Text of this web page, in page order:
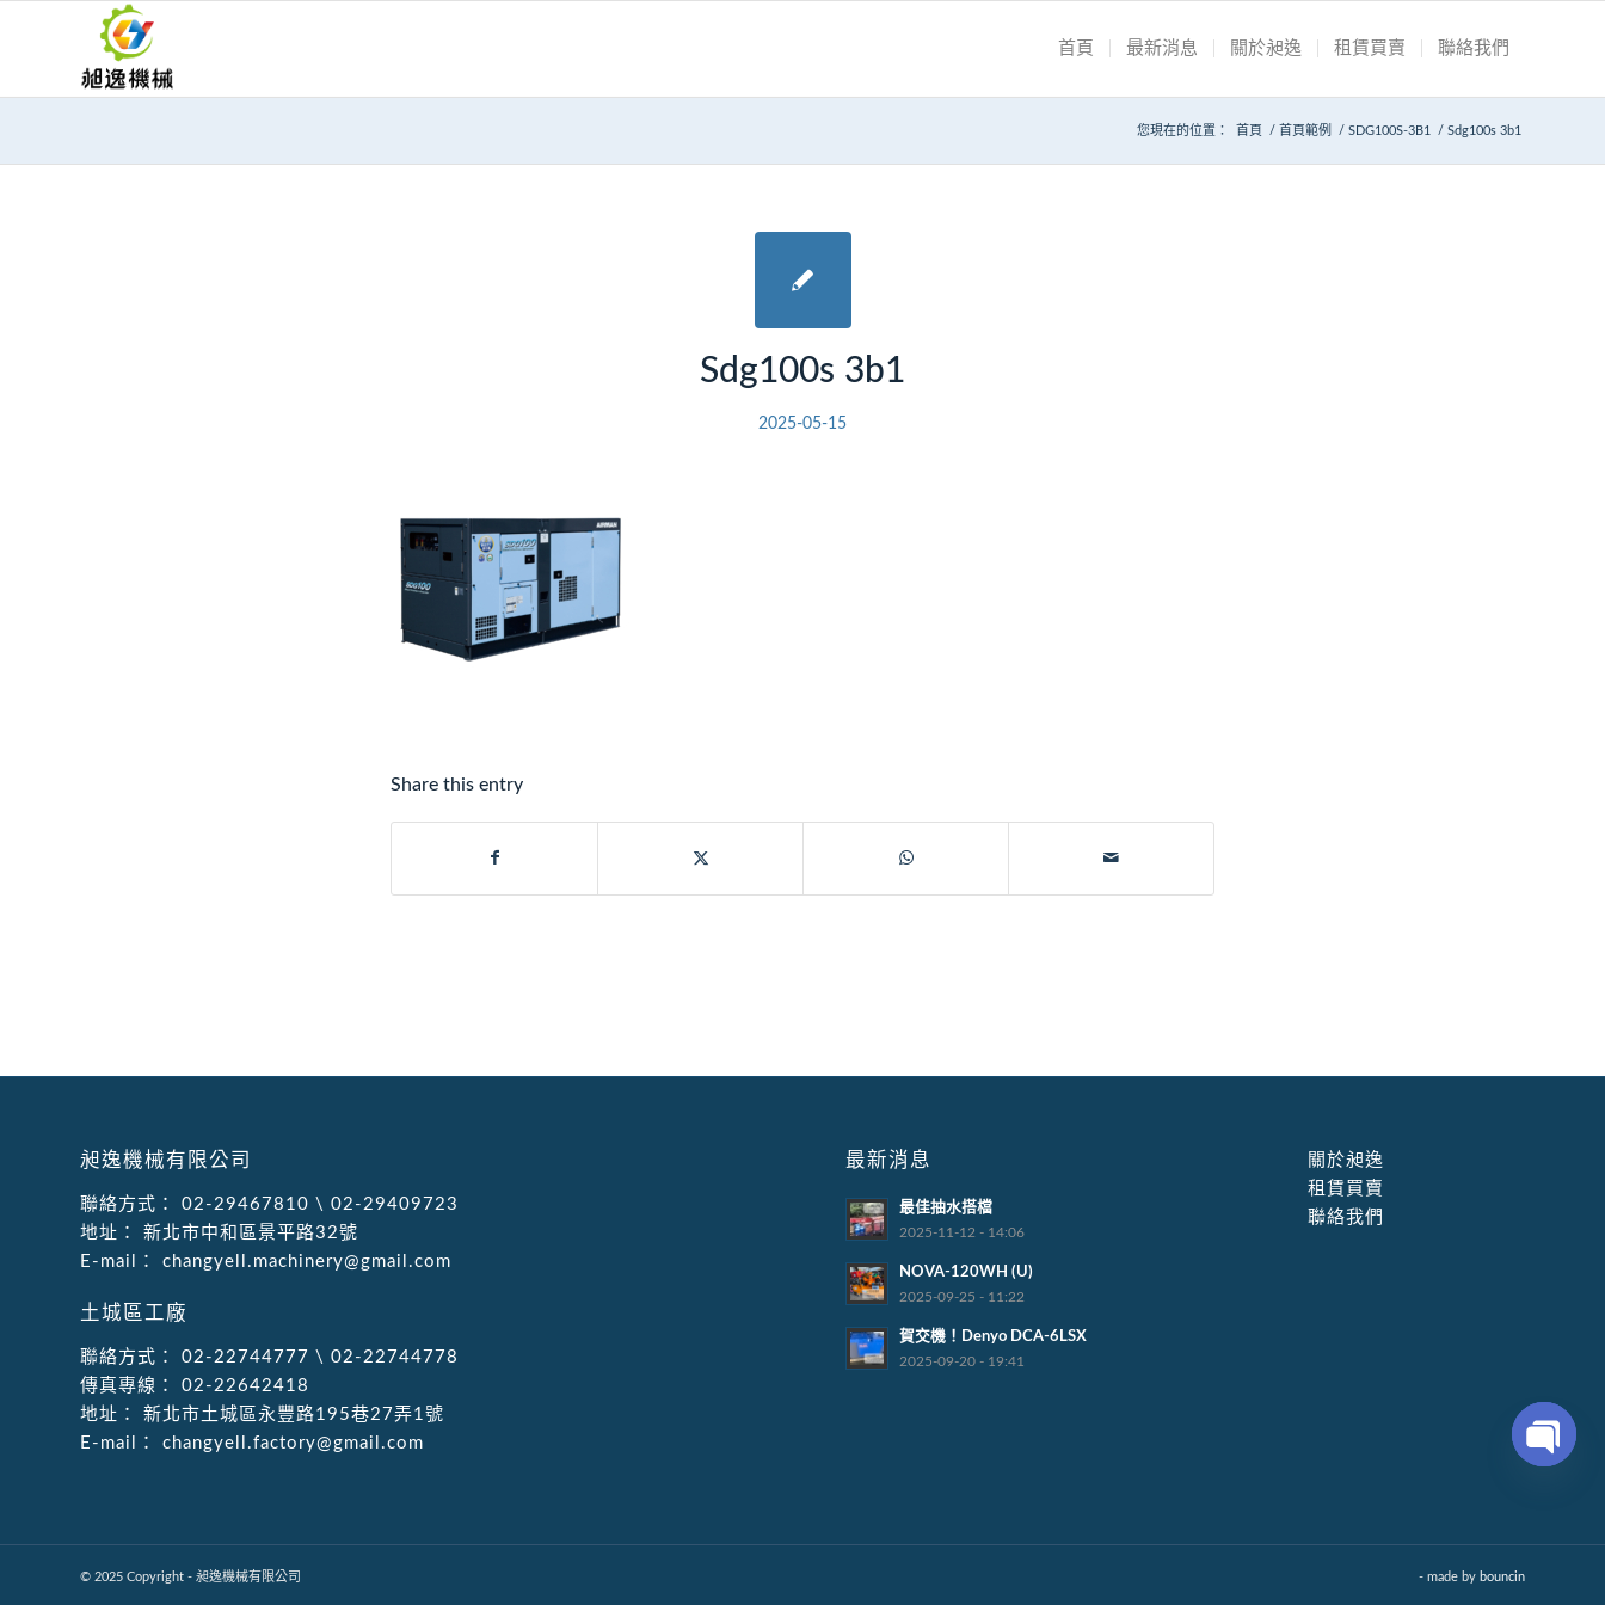
首頁 最新消息 關於昶逸 租賃買賣 聯絡我們
您現在的位置： 首頁 / 首頁範例 / SDG100S-3B1 / Sdg100s 3b1
Sdg100s 3b1
2025-05-15
Share this entry
昶逸機械有限公司
聯絡方式： 02-29467810 \ 02-29409723
地址：
新北市中和區景平路32號
E-mail：
changyell.machinery@gmail.com
土城區工廠
聯絡方式： 02-22744777 \ 02-22744778
傳真專線：
02-22642418
地址：
新北市土城區永豐路195巷27弄1號
E-mail：
changyell.factory@gmail.com
最新消息
最佳抽水搭檔
2025-11-12 - 14:06
NOVA-120WH (U)
2025-09-25 - 11:22
賀交機！Denyo DCA-6LSX
2025-09-20 - 19:41
關於昶逸
租賃買賣
聯絡我們
© 2025 Copyright - 昶逸機械有限公司 - made by bouncin